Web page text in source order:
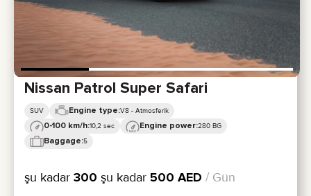
Nissan Patrol Super Safari
SUV Engine type:V8 - Atmosferik
0-100 km/h:10,2 sec Engine power:280 BG
Baggage:5
şu kadar 300 şu kadar 500 AED / Gün